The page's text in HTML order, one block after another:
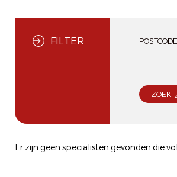
FILTER
ZOEK
Er zijn geen specialisten gevonden die